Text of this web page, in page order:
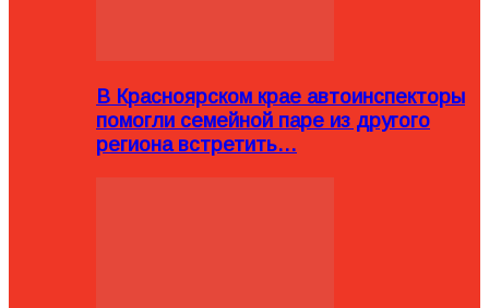
В Красноярском крае автоинспекторы
помогли семейной паре из другого
региона встретить…